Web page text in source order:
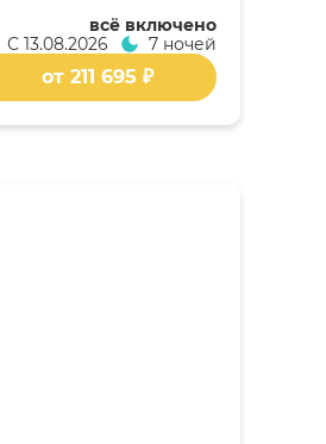
всё включено
С 13.08.2026 7 ночей
от 211 695 ₽